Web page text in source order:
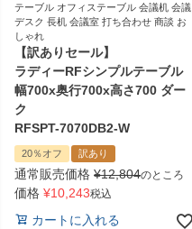
テーブル オフィステーブル 会議机 会議
デスク 長机 会議室 打ち合わせ 商談 お
しゃれ
【訳ありセール】
ラディーRFシンプルテーブル
幅700x奥行700x高さ700 ダー
ク
RFSPT-7070DB2-W
20％オフ 訳あり
通常販売価格 ¥12,804のところ
価格 ¥10,243税込
カートに入れる